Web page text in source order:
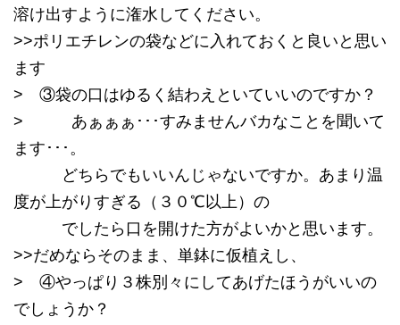
溶け出すように潅水してください。
>>ポリエチレンの袋などに入れておくと良いと思い
ます
> ③袋の口はゆるく結わえといていいのですか？
> あぁぁぁ･･･すみませんバカなことを聞いて
ます･･･。
どちらでもいいんじゃないですか。あまり温
度が上がりすぎる（３０℃以上）の
でしたら口を開けた方がよいかと思います。
>>だめならそのまま、単鉢に仮植えし、
> ④やっぱり３株別々にしてあげたほうがいいの
でしょうか？